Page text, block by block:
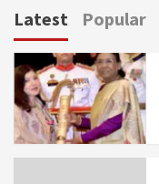
Latest Popular